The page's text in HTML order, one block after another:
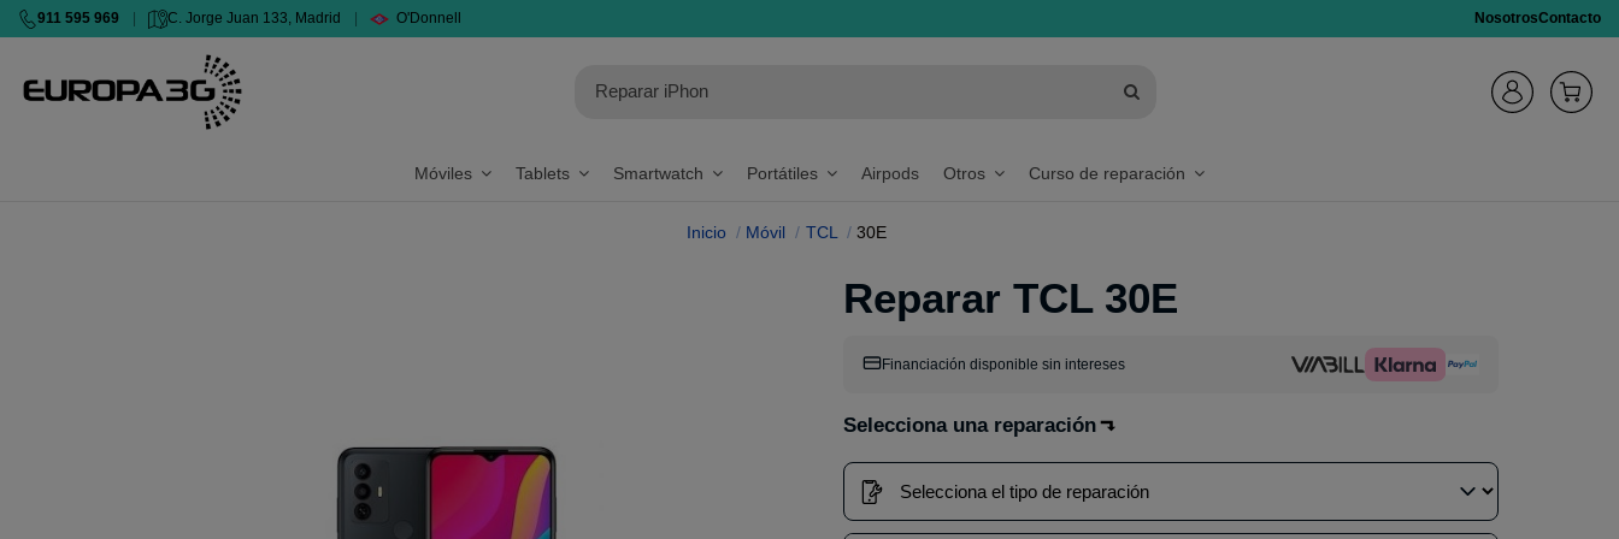
911 595 969 C. Jorge Juan 133, Madrid O'Donnell NosotrosContacto
Móviles Tablets Smartwatch Portátiles Airpods Otros Curso de reparación
Inicio Móvil TCL 30E
Reparar TCL 30E
Financiación disponible sin intereses
Selecciona una reparación